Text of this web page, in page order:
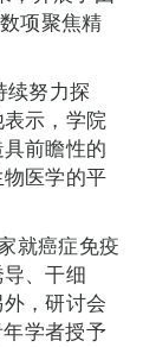
项聚焦精
续努力探
示，学院
前瞻性的
医学的平
就癌症免疫
、干细
，研讨会
学者授予